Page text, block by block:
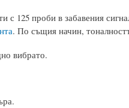
с 125 проби в забавения
. По същия начин,
вибрато.